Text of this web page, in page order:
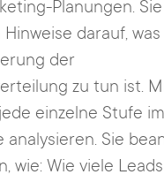
Planungen.
darauf,
der
zu tun ist.
einzelne Stufe
analysieren. Sie
wie: Wie viele